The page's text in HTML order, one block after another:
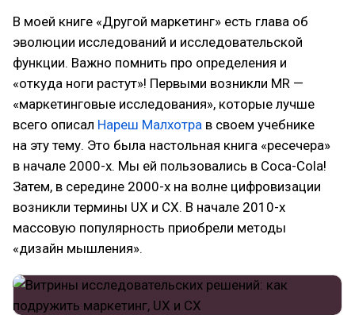
В моей книге «Другой маркетинг» есть глава об
эволюции исследований и исследовательской
функции. Важно помнить про определения и
«откуда ноги растут»! Первыми возникли MR —
«маркетинговые исследования», которые лучше
всего описал Нареш Малхотра в своем учебнике
на эту тему. Это была настольная книга «реcечера»
в начале 2000-х. Мы ей пользовались в Coca-Cola!
Затем, в середине 2000-х на волне цифровизации
возникли термины UХ и CХ. В начале 2010-х
массовую популярность приобрели методы
«дизайн мышления».